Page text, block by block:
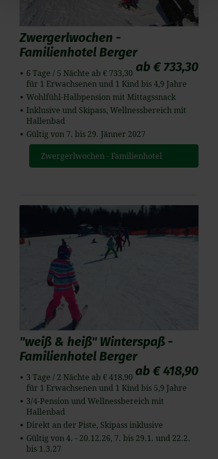
Cookies, die der ordnungsgemäßen Funktionsweise der
Website dienen und nicht abwählbar sind, können Sie die
einzelnen Cookies für jeden Anbieter individuell
bearbeiten. Ihre Einwilligung können Sie jederzeit mit
Wirkung für die Zukunft im Punkt "Cookie-Einstellungen"
in der Fußzeile dieser Website widerrufen.
Ausgenommen hiervon sind unbedingt erforderliche
Cookies, die nicht abgewählt werden können.
Zwergerlwochen -
Familienhotel Berger
ab € 733,30
6 Tage / 5 Nächte ab € 733,30
für 1 Erwachsenen und 1 Kind bis 4,9 Jahre
Wohlfühl-Halbpension mit Mittagssnack
Inklusive und Skipass, Wellnessbereich mit
Hallenbad
Gültig von 7. bis 29. Jänner 2027
Zwergerlwochen - Familienhotel
"weiß & heiß" Winterspaß -
Familienhotel Berger
ab € 418,90
3 Tage / 2 Nächte ab € 418,90
für 1 Erwachsenen und 1 Kind bis 5,9 Jahre
3/4-Pension und Wellnessbereich mit
Hallenbad
Direkt an der Piste, Skipass inklusive
Gültig von 4. - 20.12.26, 7. bis 29.1. und 22.2.
bis 1.3.27